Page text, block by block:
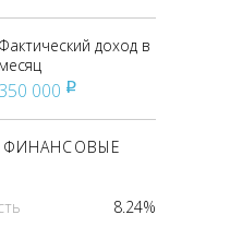
Фактический доход в
месяц
350 000 pуб
8.24%